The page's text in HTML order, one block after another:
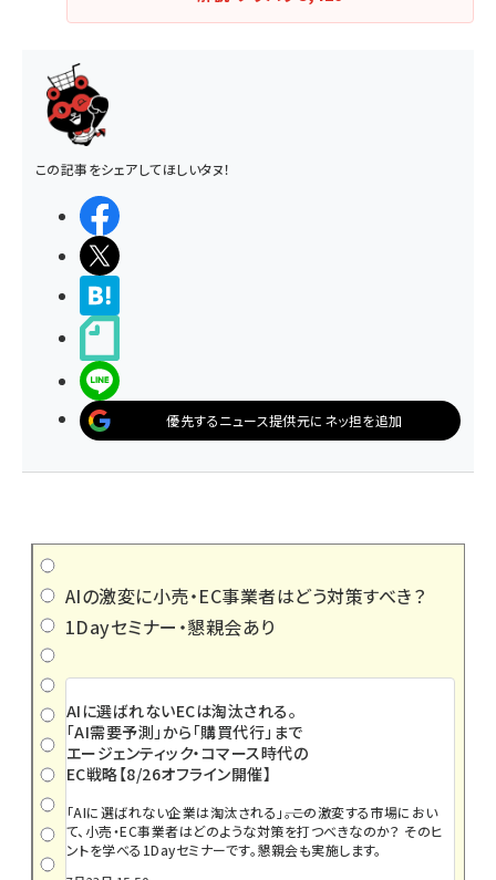
この記事をシェアしてほしいタヌ！
優先するニュース提供元にネッ担を追加
AIの激変に小売・EC事業者はどう対策すべき？
1Dayセミナー・懇親会あり
AIに選ばれないECは淘汰される。
「AI需要予測」から「購買代行」まで
エージェンティック・コマース時代の
EC戦略【8/26オフライン開催】
「AIに選ばれない企業は淘汰される」――。この激変する市場におい
て、小売・EC事業者はどのような対策を打つべきなのか？ そのヒ
ントを学べる1Dayセミナーです。懇親会も実施します。